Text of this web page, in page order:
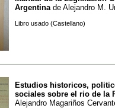
Argentina de Alejandro M.
Libro usado (Castellano)
Estudios historicos,
sociales sobre el rio de la
Alejandro Magariños